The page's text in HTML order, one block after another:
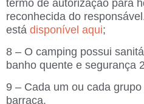
termo de autorização para
reconhecida do
está disponível aqui;
8 – O camping possui
banho quente e segurança
9 – Cada um ou cada
barraca.